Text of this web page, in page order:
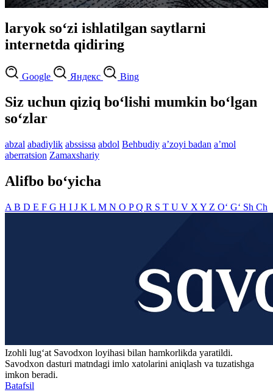
laryok so‘zi ishlatilgan saytlarni
internetda qidiring
Google Яндекс Bing
Siz uchun qiziq bo‘lishi mumkin bo‘lgan
so‘zlar
abzal abadiylik abssissa abdol Behbudiy aʼzoyi badan aʼmol
aberratsion Zamaxshariy
Alifbo bo‘yicha
A B D E F G H I J K L M N O PQ R S T U V X Y Z O‘ G‘ Sh Ch
Izohli lugʻat Savodxon loyihasi bilan hamkorlikda yaratildi.
Savodxon dasturi matndagi imlo xatolarini aniqlash va tuzatishga
imkon beradi.
Batafsil